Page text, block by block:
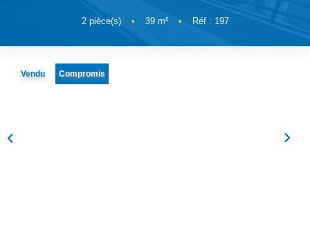
2pièce(s) • 39m² • Réf : 197
Vendu Compromis